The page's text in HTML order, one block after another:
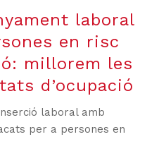
laboral
en risc
millorem les
d’ocupació
laboral amb
per a persones en